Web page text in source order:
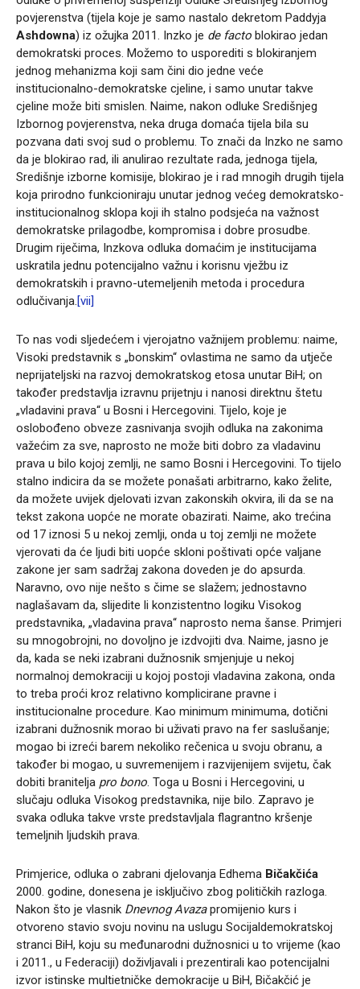
povjerenstva (tijela koje je samo nastalo dekretom Paddyja
Ashdowna) iz ožujka 2011. Inzko je de facto blokirao jedan
demokratski proces. Možemo to usporediti s blokiranjem
jednog mehanizma koji sam čini dio jedne veće
institucionalno-demokratske cjeline, i samo unutar takve
cjeline može biti smislen. Naime, nakon odluke Središnjeg
Izbornog povjerenstva, neka druga domaća tijela bila su
pozvana dati svoj sud o problemu. To znači da Inzko ne samo
da je blokirao rad, ili anulirao rezultate rada, jednoga tijela,
Središnje izborne komisije, blokirao je i rad mnogih drugih tijela
koja prirodno funkcioniraju unutar jednog većeg demokratsko-
institucionalnog sklopa koji ih stalno podsjeća na važnost
demokratske prilagodbe, kompromisa i dobre prosudbe.
Drugim riječima, Inzkova odluka domaćim je institucijama
uskratila jednu potencijalno važnu i korisnu vježbu iz
demokratskih i pravno-utemeljenih metoda i procedura
odlučivanja. [vii]
To nas vodi sljedećem i vjerojatno važnijem problemu: naime,
Visoki predstavnik s „bonskim“ ovlastima ne samo da utječe
neprijateljski na razvoj demokratskog etosa unutar BiH; on
također predstavlja izravnu prijetnju i nanosi direktnu štetu
„vladavini prava“ u Bosni i Hercegovini. Tijelo, koje je
oslobođeno obveze zasnivanja svojih odluka na zakonima
važećim za sve, naprosto ne može biti dobro za vladavinu
prava u bilo kojoj zemlji, ne samo Bosni i Hercegovini. To tijelo
stalno indicira da se možete ponašati arbitrarno, kako želite,
da možete uvijek djelovati izvan zakonskih okvira, ili da se na
tekst zakona uopće ne morate obazirati. Naime, ako trećina
od 17 iznosi 5 u nekoj zemlji, onda u toj zemlji ne možete
vjerovati da će ljudi biti uopće skloni poštivati opće valjane
zakone jer sam sadržaj zakona doveden je do apsurda.
Naravno, ovo nije nešto s čime se slažem; jednostavno
naglašavam da, slijedite li konzistentno logiku Visokog
predstavnika, „vladavina prava“ naprosto nema šanse. Primjeri
su mnogobrojni, no dovoljno je izdvojiti dva. Naime, jasno je
da, kada se neki izabrani dužnosnik smjenjuje u nekoj
normalnoj demokraciji u kojoj postoji vladavina zakona, onda
to treba proći kroz relativno komplicirane pravne i
institucionalne procedure. Kao minimum minimuma, dotični
izabrani dužnosnik morao bi uživati pravo na fer saslušanje;
mogao bi izreći barem nekoliko rečenica u svoju obranu, a
također bi mogao, u suvremenijem i razvijenijem svijetu, čak
dobiti branitelja pro bono . Toga u Bosni i Hercegovini, u
slučaju odluka Visokog predstavnika, nije bilo. Zapravo je
svaka odluka takve vrste predstavljala flagrantno kršenje
temeljnih ljudskih prava.
Primjerice, odluka o zabrani djelovanja Edhema Bičakčića
2000. godine, donesena je isključivo zbog političkih razloga.
Nakon što je vlasnik Dnevnog Avazapromijenio kurs i
otvoreno stavio svoju novinu na uslugu Socijaldemokratskoj
stranci BiH, koju su međunarodni dužnosnici u to vrijeme (kao
i 2011., u Federaciji) doživljavali i prezentirali kao potencijalni
izvor istinske multietničke demokracije u BiH, Bičakčić je